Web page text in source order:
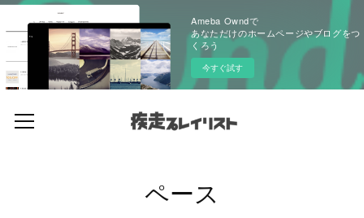
Ameba Owndで
あなただけのホームページやブログをつ
くろう
今すぐ試す
ペース